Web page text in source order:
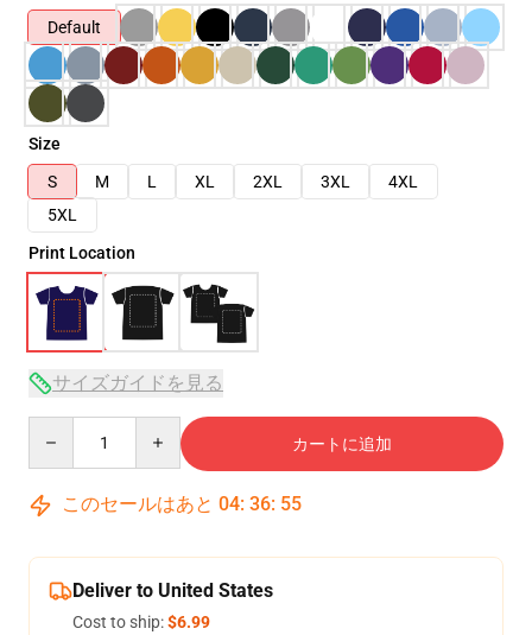
Default
Size
S
M L XL 2XL 3XL
4XL
5XL
Print Location
サイズガイドを見る
カートに追加
このセールはあと 04: 36: 54
Deliver to United States
Cost to ship:$6.99